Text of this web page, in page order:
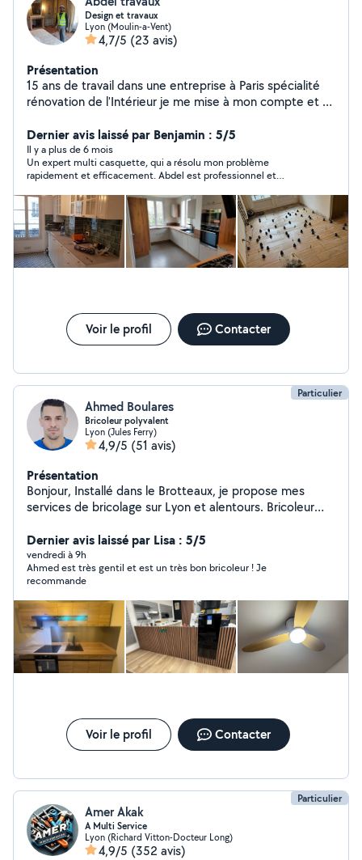
Design et travaux
Lyon (Moulin-a-Vent)
4,7/5 (23 avis)
Présentation
15 ans de travail dans une entreprise à Paris spécialité
rénovation de l'Intérieur je me mise à mon compte et au
spécialité rénovation de l'Intérieur (peinture carrelage
,habillage du sol ,placo décoration, installation complète
des cuisines équipées du sol au plafond, installation
sanitaire plomberie , électricité Montage du meuble en
kite Montage des caban et abri de jardin Fabrication des
dersing sur mesure
Dernier avis laissé par Benjamin : 5/5
Il y a plus de 6 mois
Un expert multi casquette, qui a résolu mon problème
rapidement et efficacement. Abdel est professionnel et
Voir le profil Contacter
Particulier
Ahmed Boulares
Bricoleur polyvalent
Lyon (Jules Ferry)
4,9/5 (51 avis)
Présentation
Bonjour, Installé dans le Brotteaux, je propose mes
services de bricolage sur Lyon et alentours. Bricoleur
travaux avec du matériel professionnel. J'interviens pour
des petits comme des moyens travaux, avec un travail
propre, organisé et des finitions soignées. Je peux
notamment vous aider pour : * pose de lustres,
suspensions et luminaires * fixation de télé au mur *
pose de tringles à rideaux, étagères, cadres * montage
de meubles (tous types) * petits travaux de peinture *
pose de faïence * pose de crédence cuisine * habillage
mural / panneaux décoratifs * pose de carrelage * divers
travaux. Ponctuel, respectueux de votre logement, je
laisse toujours un chantier propre après intervention.
Disponible sur Lyon centre et alentours.
Dernier avis laissé par Lisa : 5/5
vendredi à 9h
Ahmed est très gentil et est un très bon bricoleur ! Je
recommande
Voir le profil Contacter
Particulier
Amer Akak
A Multi Service
Lyon (Richard Vitton-Docteur Long)
4,9/5 (352 avis)